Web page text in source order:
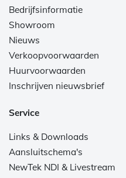
Bedrijfsinformatie
Showroom
Nieuws
Verkoopvoorwaarden
Huurvoorwaarden
Inschrijven nieuwsbrief
Service
Links & Downloads
Aansluitschema's
NewTek NDI & Livestream